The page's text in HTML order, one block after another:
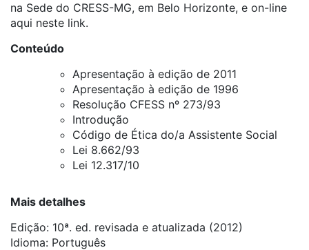
na Sede do CRESS-MG, em Belo Horizonte, e on-line
aqui neste link.
Conteúdo
Apresentação à edição de 2011
Apresentação à edição de 1996
Resolução CFESS nº 273/93
Introdução
Código de Ética do/a Assistente Social
Lei 8.662/93
Lei 12.317/10
Mais detalhes
Edição: 10ª. ed. revisada e atualizada (2012)
Idioma: ‎Português